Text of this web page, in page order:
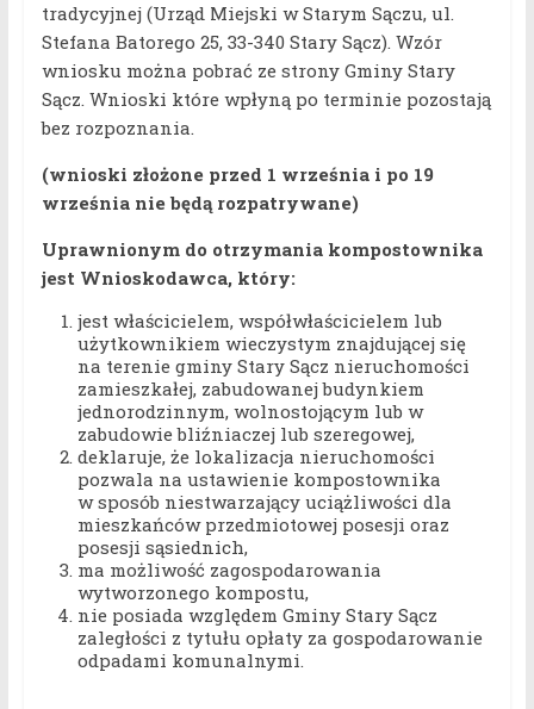
tradycyjnej (Urząd Miejski w Starym Sączu, ul.
Stefana Batorego 25, 33-340 Stary Sącz). Wzór
wniosku można pobrać ze strony Gminy Stary
Sącz. Wnioski które wpłyną po terminie pozostają
bez rozpoznania.
(wnioski złożone przed 1 września i po 19
września nie będą rozpatrywane)
Uprawnionym do otrzymania kompostownika
jest Wnioskodawca, który:
jest właścicielem, współwłaścicielem lub
użytkownikiem wieczystym znajdującej się
na terenie gminy Stary Sącz nieruchomości
zamieszkałej, zabudowanej budynkiem
jednorodzinnym, wolnostojącym lub w
zabudowie bliźniaczej lub szeregowej,
deklaruje, że lokalizacja nieruchomości
pozwala na ustawienie kompostownika
w sposób niestwarzający uciążliwości dla
mieszkańców przedmiotowej posesji oraz
posesji sąsiednich,
ma możliwość zagospodarowania
wytworzonego kompostu,
nie posiada względem Gminy Stary Sącz
zaległości z tytułu opłaty za gospodarowanie
odpadami komunalnymi.